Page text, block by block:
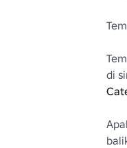
di